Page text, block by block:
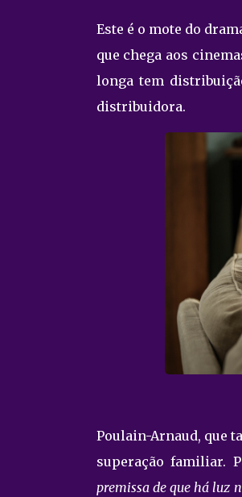
Este é o mote do
que chega aos
longa tem
distribuidora.
Poulain-Arnaud, que
superação familiar.
premissa de que há luz